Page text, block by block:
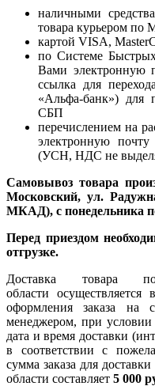
наличными
товара курьером по
картой VISA,
по Системе
Вами электронную
ссылка для
«Альфа-банк») для
СБП
перечислением на
электронную
(УСН, НДС не
Самовывоз товара
Московский, ул.
МКАД), с понедельника
Перед приездом
отгрузке.
Доставка товара
области
оформления заказа на
менеджером, при условии
дата и время доставки
в соответствии с
сумма заказа для
области составляет 5 000